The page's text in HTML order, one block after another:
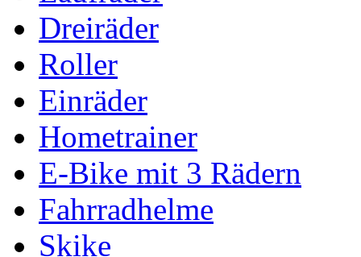
Dreiräder
Roller
Einräder
Hometrainer
E-Bike mit 3 Rädern
Fahrradhelme
Skike